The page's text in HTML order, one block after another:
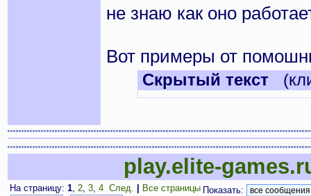
не знаю как оно
Вот примеры от
Cкрытый текст
play.elite-
На страницу: 1, 2, 3, 4 След. Все страницы Показать: